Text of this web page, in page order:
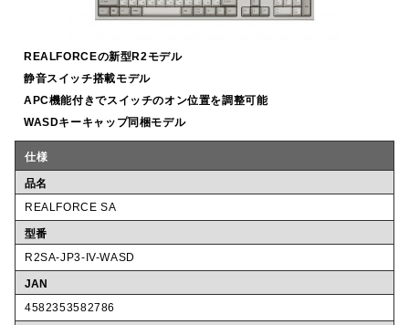
REALFORCEの新型R2モデル
静音スイッチ搭載モデル
APC機能付きでスイッチのオン位置を調整可能
WASDキーキャップ同梱モデル
仕様
品名
REALFORCE SA
型番
R2SA-JP3-IV-WASD
JAN
4582353582786